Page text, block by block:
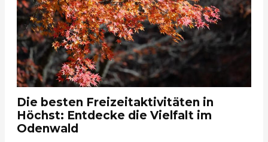
Die besten Freizeitaktivitäten in
Höchst: Entdecke die Vielfalt im
Odenwald